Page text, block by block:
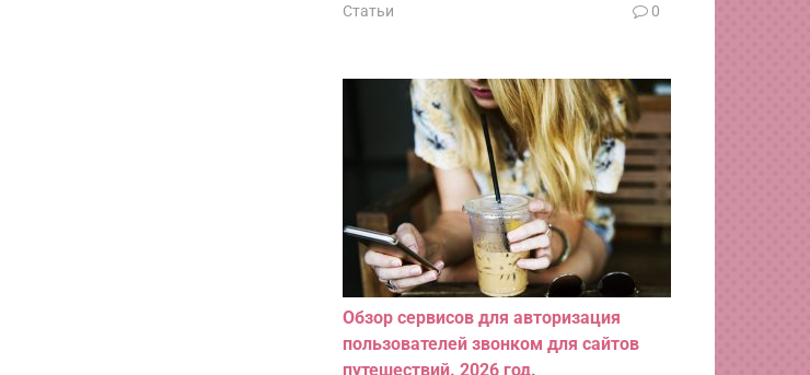
Статьи 0
Обзор сервисов для авторизация
пользователей звонком для сайтов
путешествий. 2026 год.